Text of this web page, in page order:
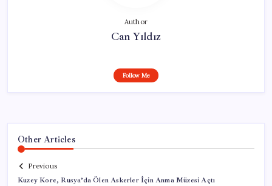
Author
Can Yıldız
Follow Me
Other Articles
Previous
Kuzey Kore, Rusya’da Ölen Askerler İçin Anma Müzesi Açtı